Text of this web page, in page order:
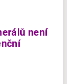
není